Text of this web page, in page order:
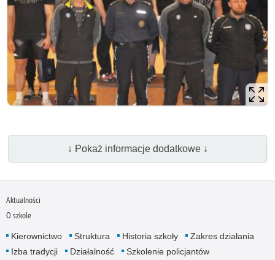
↓ Pokaż informacje dodatkowe ↓
Aktualności
O szkole
Kierownictwo Struktura Historia szkoły
Zakres działania
Izba tradycji
Działalność
Szkolenie policjantów